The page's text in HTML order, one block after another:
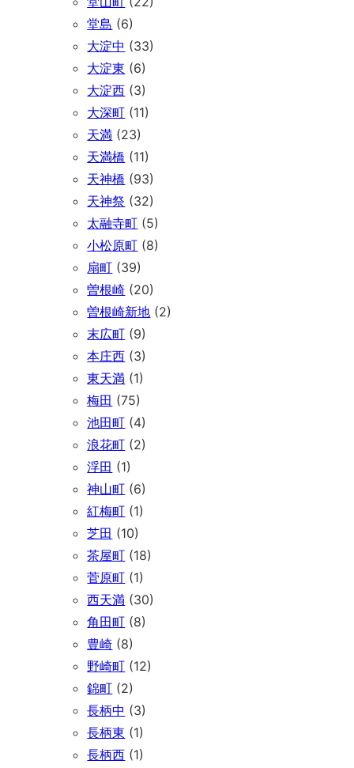
堂島 (6)
大淀中 (33)
大淀東 (6)
大淀西 (3)
大深町 (11)
天満 (23)
天満橋 (11)
天神橋 (93)
天神祭 (32)
太融寺町 (5)
小松原町 (8)
扇町 (39)
曽根崎 (20)
曽根崎新地 (2)
末広町 (9)
本庄西 (3)
東天満 (1)
梅田 (75)
池田町 (4)
浪花町 (2)
浮田 (1)
神山町 (6)
紅梅町 (1)
芝田 (10)
茶屋町 (18)
菅原町 (1)
西天満 (30)
角田町 (8)
豊崎 (8)
野崎町 (12)
錦町 (2)
長柄中 (3)
長柄東 (1)
長柄西 (1)